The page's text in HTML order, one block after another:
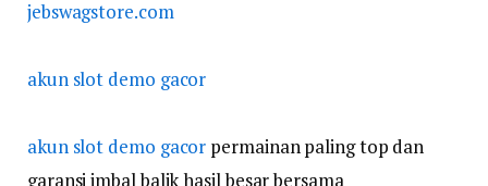
jebswagstore.com
akun slot demo gacor
akun slot demo gacor permainan paling top dan
garansi imbal balik hasil besar bersama